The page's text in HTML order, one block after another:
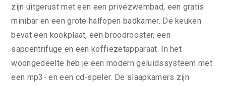
zijn uitgerust met een een privézwembad, een gratis
minibar en een grote halfopen badkamer. De keuken
bevat een kookplaat, een broodrooster, een
sapcentrifuge en een koffiezetapparaat. In het
woongedeelte heb je een modern geluidssysteem met
een mp3- en een cd-speler. De slaapkamers zijn